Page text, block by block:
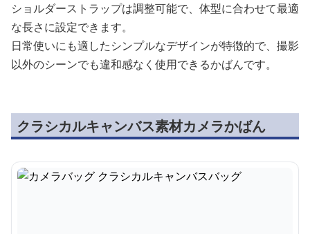
ショルダーストラップは調整可能で、体型に合わせて最適
な長さに設定できます。
日常使いにも適したシンプルなデザインが特徴的で、撮影
以外のシーンでも違和感なく使用できるかばんです。
クラシカルキャンバス素材カメラかばん